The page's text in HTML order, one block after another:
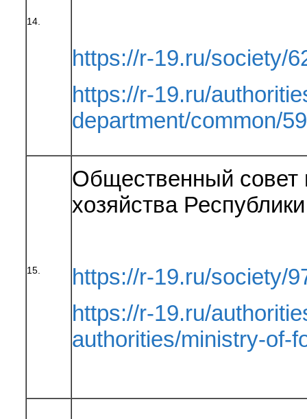
14.
https://r-19.ru/society/
https://r-19.ru/
department/common/
15.
Общественный совет
хозяйства
https://r-19.ru/society/
https://r-19.ru/
authorities/ministry-of-